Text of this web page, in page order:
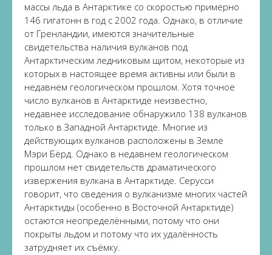
массы льда в Антарктике со скоростью примерно
146 гигатонн в год с 2002 года. Однако, в отличие
от Гренландии, имеются значительные
свидетельства наличия вулканов под
Антарктическим ледниковым щитом, некоторые из
которых в настоящее время активны или были в
недавнем геологическом прошлом. Хотя точное
число вулканов в Антарктиде неизвестно,
недавнее исследование обнаружило 138 вулканов
только в Западной Антарктиде. Многие из
действующих вулканов расположены в Земле
Мэри Бёрд. Однако в недавнем геологическом
прошлом нет свидетельств драматического
извержения вулкана в Антарктиде. Серусси
говорит, что сведения о вулканизме многих частей
Антарктиды (особенно в Восточной Антарктиде)
остаются неопределёнными, потому что они
покрыты льдом и потому что их удалённость
затрудняет их съёмку.